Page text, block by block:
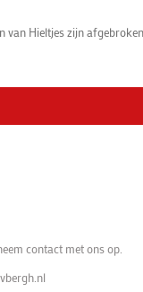
van Hieltjes zijn
contact met ons op.